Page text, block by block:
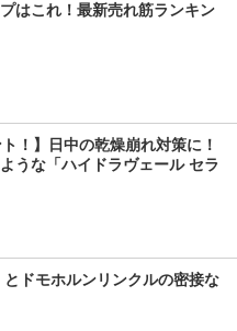
はこれ！最新売れ筋ランキン
ト！】日中の乾燥崩れ対策に！
うな「ハイドラヴェール セラ
とドモホルンリンクルの密接な